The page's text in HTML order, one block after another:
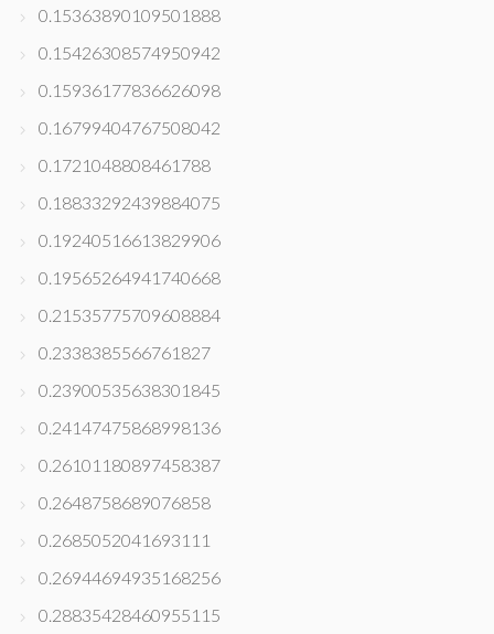
0.15363890109501888
0.15426308574950942
0.15936177836626098
0.16799404767508042
0.1721048808461788
0.18833292439884075
0.19240516613829906
0.19565264941740668
0.21535775709608884
0.2338385566761827
0.23900535638301845
0.24147475868998136
0.26101180897458387
0.2648758689076858
0.2685052041693111
0.26944694935168256
0.28835428460955115